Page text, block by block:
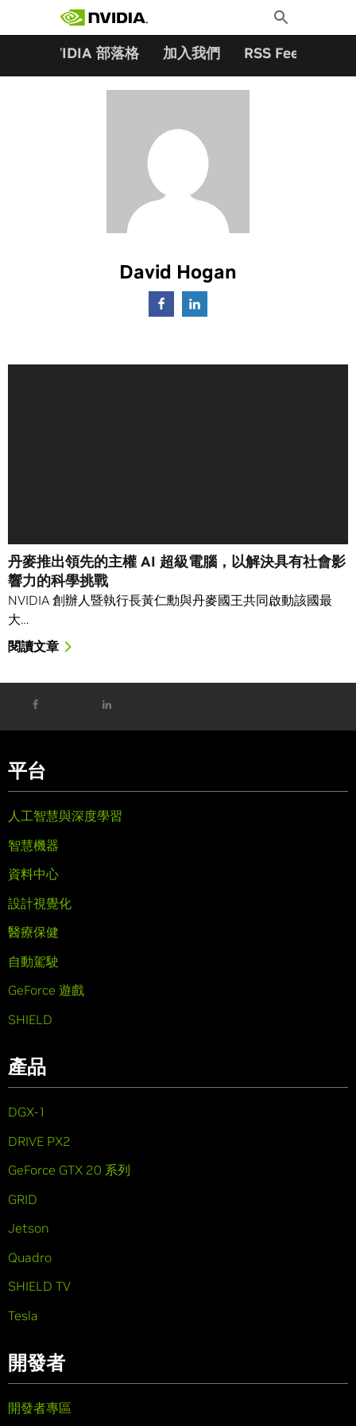
Toggle
Search
NVIDIA 部落格 加入我們 RSS Feeds
David Hogan
丹麥推出領先的主權 AI 超級電腦，以解決具有社會影
響力的科學挑戰
NVIDIA 創辦人暨執行長黃仁勳與丹麥國王共同啟動該國最
大…
閱讀文章
平台
人工智慧與深度學習
智慧機器
資料中心
設計視覺化
醫療保健
自動駕駛
GeForce 遊戲
SHIELD
產品
DGX-1
DRIVE PX2
GeForce GTX 20 系列
GRID
Jetson
Quadro
SHIELD TV
Tesla
開發者
開發者專區